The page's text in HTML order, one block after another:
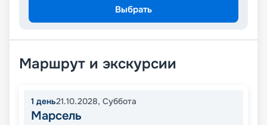
Выбрать
Маршрут и экскурсии
1 день21.10.2028, Суббота
Марсель